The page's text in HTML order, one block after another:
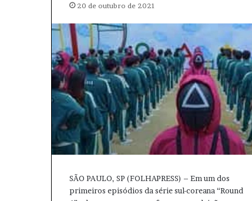
20 de outubro de 2021
SÃO PAULO, SP (FOLHAPRESS) – Em um dos
primeiros episódios da série sul-coreana “Round